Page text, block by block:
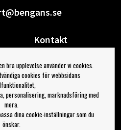
Kontakt
Din sida
Logga ut
från Bengans
bra upplevelse använder vi cookies.
cookies för webbsidans
personalisering, marknadsföring med
mera.
dina cookie-inställningar som du
önskar.